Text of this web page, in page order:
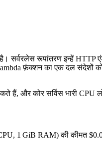
रूपांतरण इन्हें HTTP
फ़ंक्शन का एक दल संदेशों
और कोर सर्विस भारी CPU
1 GiB RAM) की कीमत